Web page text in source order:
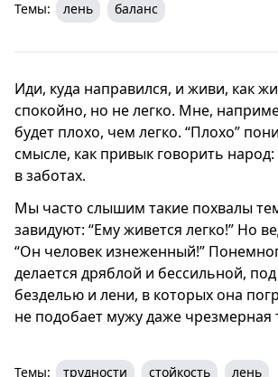
Темы: лень баланс
Иди, куда направился, и живи, как
спокойно, но не легко. Мне,
будет плохо, чем легко. “Плохо”
смысле, как привык говорить народ:
в заботах.
Мы часто слышим такие похвалы
завидуют: “Ему живется легко!” Но
“Он человек изнеженный!”
делается дряблой и бессильной,
безделью и лени, в которых она
не подобает мужу даже чрезмерная
Темы: трудности стойкость лень